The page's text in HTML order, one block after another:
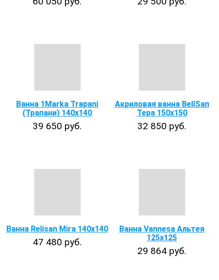
Ванна 1Marka Trapani
(Трапани) 140х140
39 650 руб.
Акриловая ванна BellSan
Тера 150x150
32 850 руб.
Ванна Relisan Mira 140х140
47 480 руб.
Ванна Vannesa Альтея
125x125
29 864 руб.